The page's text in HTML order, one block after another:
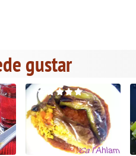
gustar